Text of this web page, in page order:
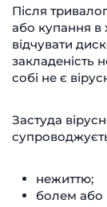
Після
або купання в
відчувати
закладеність
собі не є
Застуда
нежиттю;
болем або